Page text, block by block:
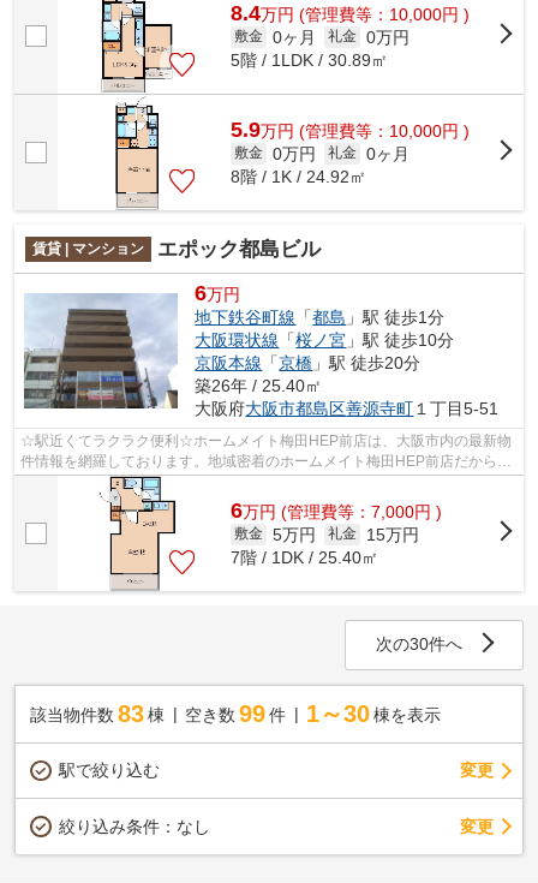
8.4万円 (管理費等：10,000円 )
敷金 0ヶ月 礼金 0万円
5階 / 1LDK / 30.89㎡
5.9万円 (管理費等：10,000円 )
敷金 0万円 礼金 0ヶ月
8階 / 1K / 24.92㎡
賃貸 | マンション エポック都島ビル
6万円
地下鉄谷町線 「都島 」駅 徒歩1分
大阪環状線 「桜ノ宮 」駅 徒歩10分
京阪本線 「京橋 」駅 徒歩20分
築26年 / 25.40㎡
大阪府大阪市都島区善源寺町 １丁目5-51
☆駅近くてラクラク便利☆ホームメイト梅田HEP前店は、大阪市内の最新物
件情報を網羅しております。地域密着のホームメイト梅田HEP前店だからで
きるお部屋探し品質であなたの理想のお部...
6万円 (管理費等：7,000円 )
敷金 5万円 礼金
15万円
7階 / 1DK / 25.40㎡
次の30件へ
該当物件数 83棟 空き数 99 件 1～30 棟を表示
駅で絞り込む 変更
絞り込み条件： なし 変更